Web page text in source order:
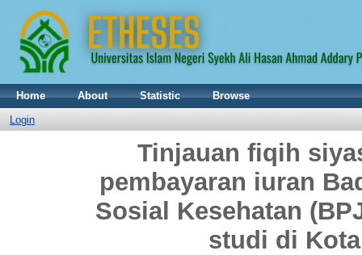
Home About Statistic
Browse
Login
Tinjauan fiqih
pembayaran iuran
Sosial Kesehatan
studi di